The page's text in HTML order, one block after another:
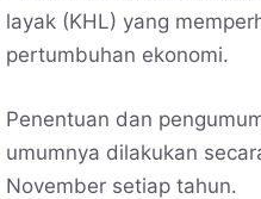
layak (KHL) yang
pertumbuhan ekonomi.
Penentuan dan
umumnya dilakukan
November setiap tahun.